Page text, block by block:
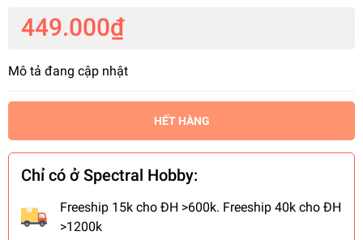
449.000₫
Mô tả đang cập nhật
HẾT HÀNG
Chỉ có ở Spectral Hobby:
Freeship 15k cho ĐH >600k. Freeship 40k cho ĐH
>1200k